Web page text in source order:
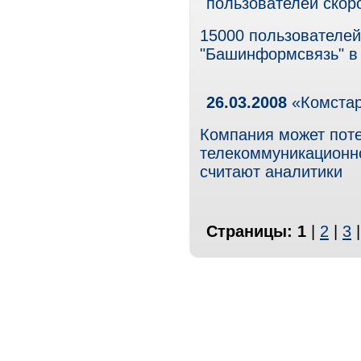
15000
"Башинформсвязь"
26.03.2008
Компания может
считают аналитики
Страницы: 1 2 3